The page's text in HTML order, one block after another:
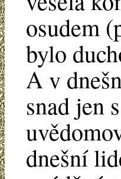
osudem
bylo
A v
snad jen
dnešní